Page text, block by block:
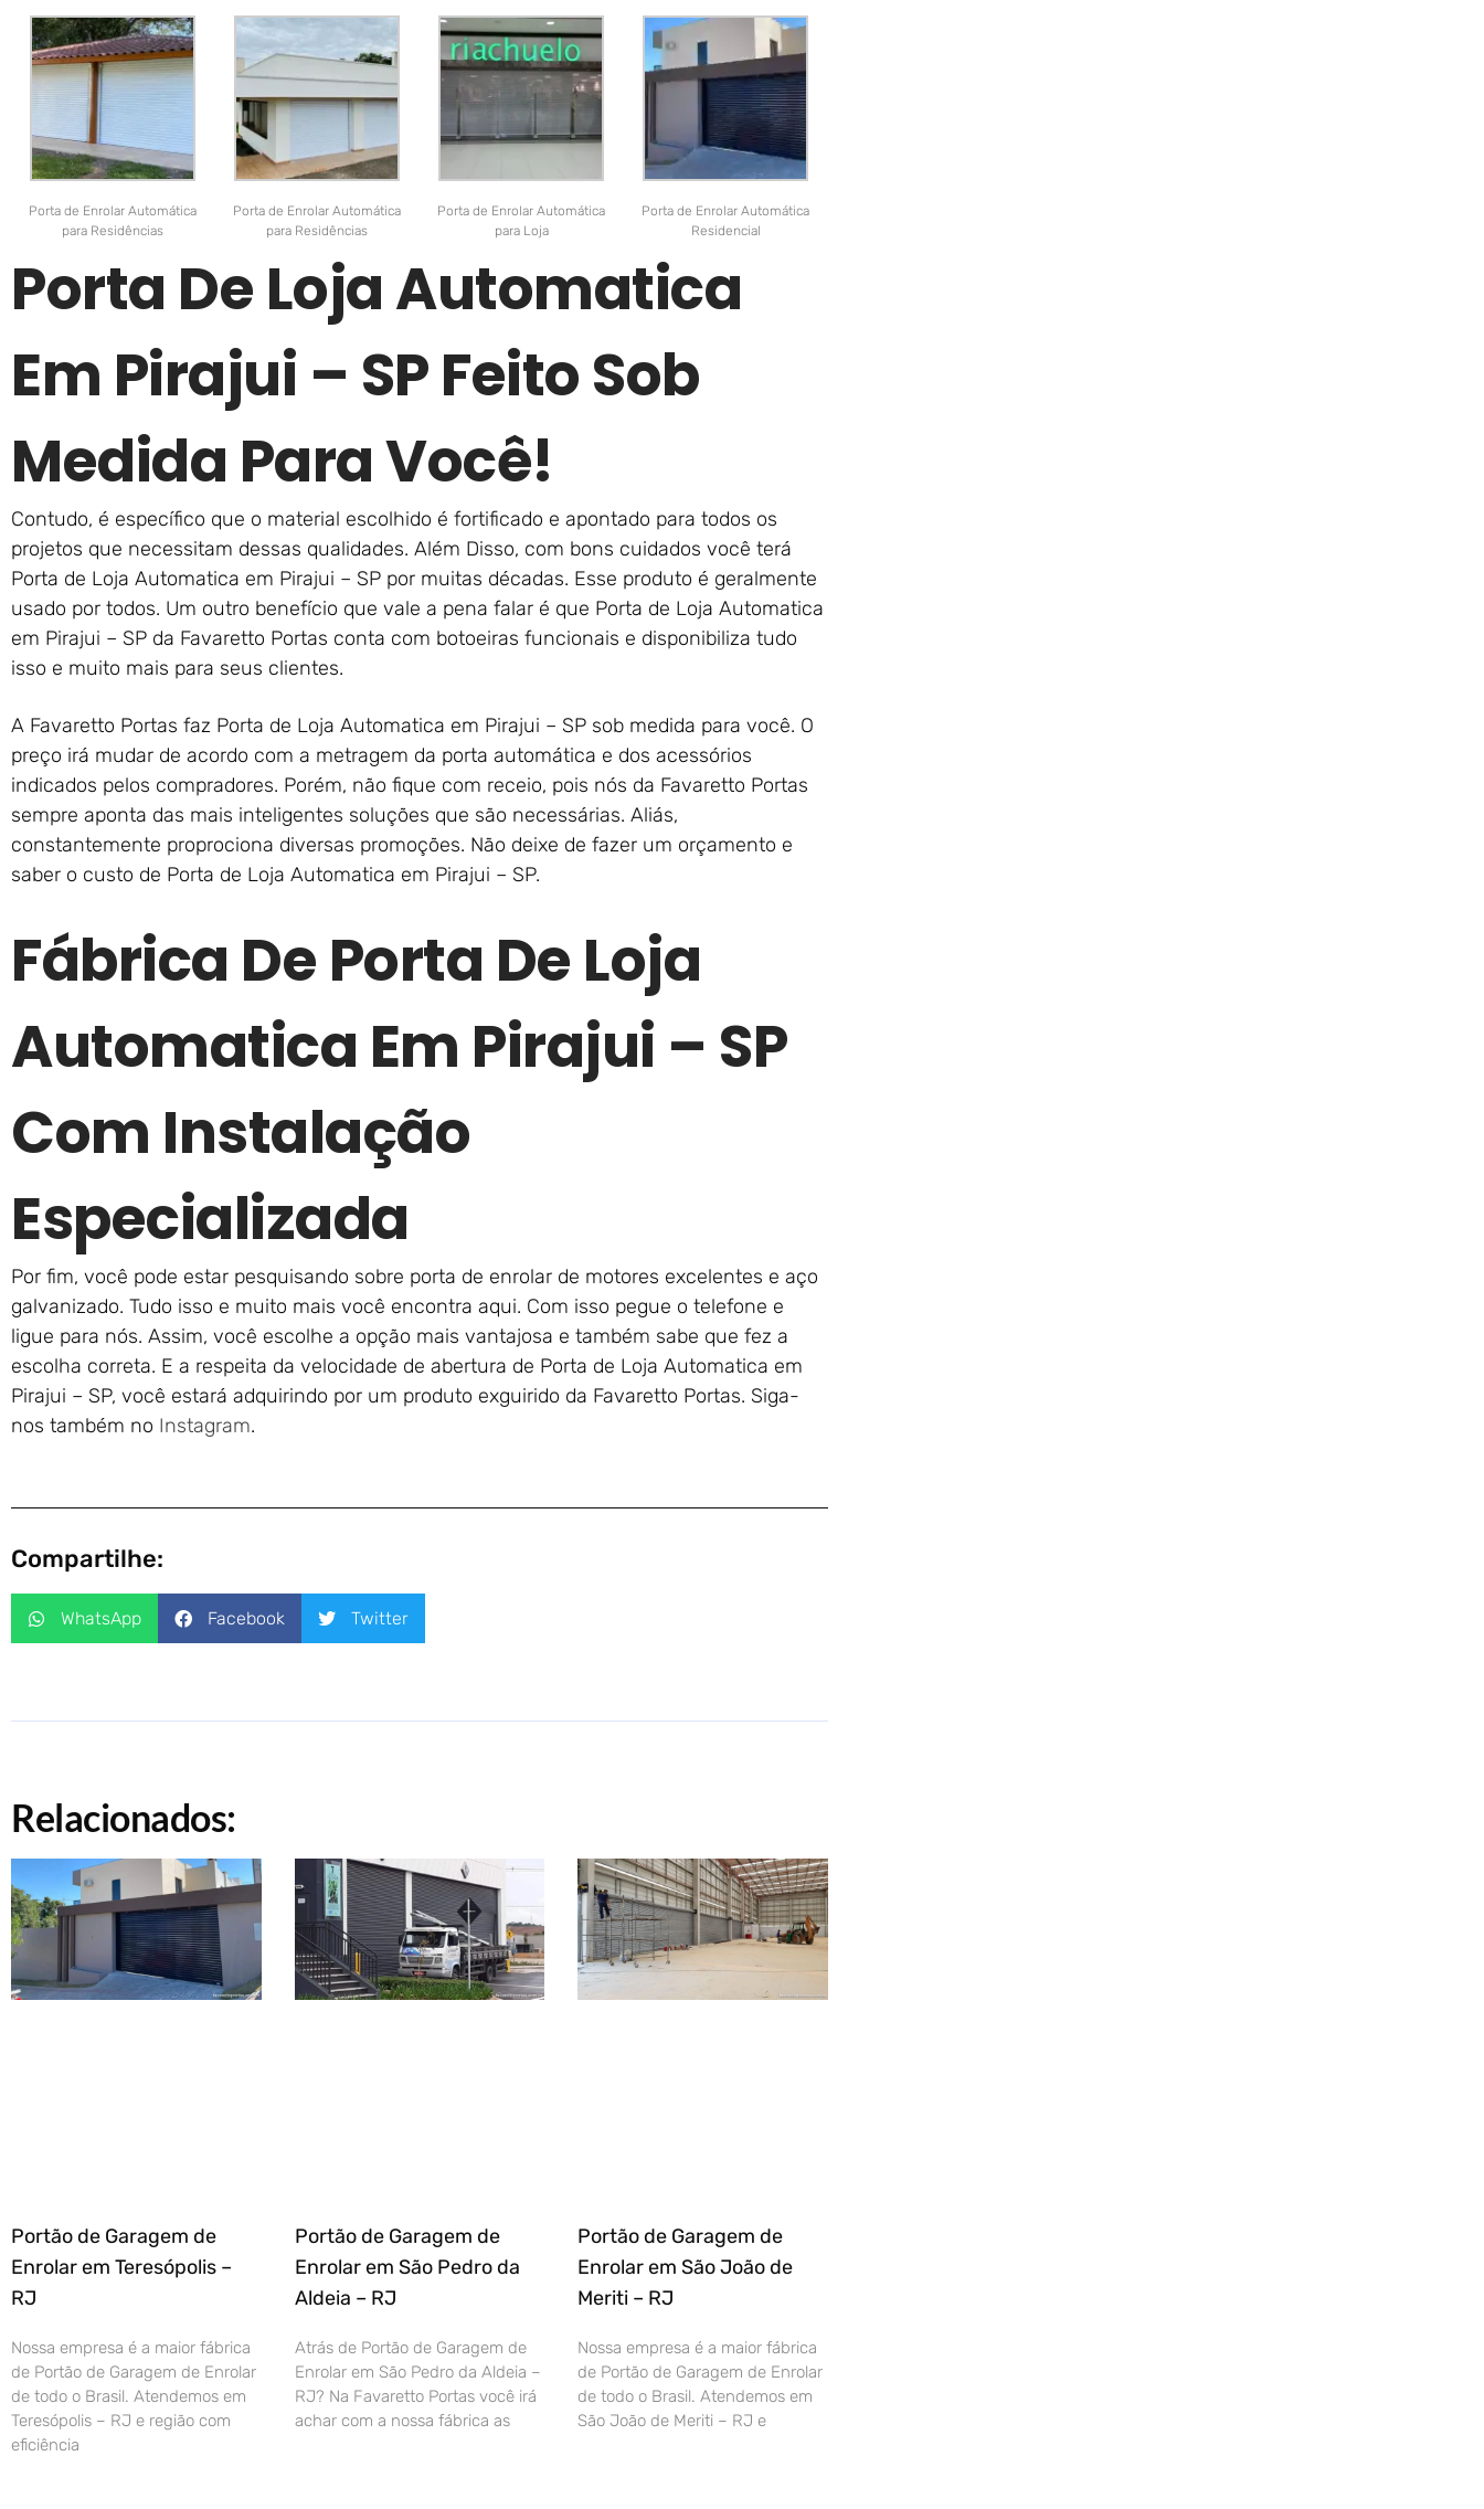
Porta de Enrolar Automática
para Residências
Porta de Enrolar Automática
para Residências
Porta de Enrolar Automática
para Loja
Porta de Enrolar Automática
Residencial
Porta De Loja Automatica
Em Pirajui – SP Feito Sob
Medida Para Você!
Contudo, é específico que o material escolhido é fortificado e apontado para todos os
projetos que necessitam dessas qualidades. Além Disso, com bons cuidados você terá
Porta de Loja Automatica em Pirajui – SP por muitas décadas. Esse produto é geralmente
usado por todos. Um outro benefício que vale a pena falar é que Porta de Loja Automatica
em Pirajui – SP da Favaretto Portas conta com botoeiras funcionais e disponibiliza tudo
isso e muito mais para seus clientes.
A Favaretto Portas faz Porta de Loja Automatica em Pirajui – SP sob medida para você. O
preço irá mudar de acordo com a metragem da porta automática e dos acessórios
indicados pelos compradores. Porém, não fique com receio, pois nós da Favaretto Portas
sempre aponta das mais inteligentes soluções que são necessárias. Aliás,
constantemente proprociona diversas promoções. Não deixe de fazer um orçamento e
saber o custo de Porta de Loja Automatica em Pirajui – SP.
Fábrica De Porta De Loja
Automatica Em Pirajui – SP
Com Instalação
Especializada
Por fim, você pode estar pesquisando sobre porta de enrolar de motores excelentes e aço
galvanizado. Tudo isso e muito mais você encontra aqui. Com isso pegue o telefone e
ligue para nós. Assim, você escolhe a opção mais vantajosa e também sabe que fez a
escolha correta. E a respeita da velocidade de abertura de Porta de Loja Automatica em
Pirajui – SP, você estará adquirindo por um produto exguirido da Favaretto Portas. Siga-
nos também no Instagram.
Compartilhe:
WhatsApp Facebook Twitter
Relacionados:
Portão de Garagem de
Enrolar em Teresópolis –
RJ
Nossa empresa é a maior fábrica
de Portão de Garagem de Enrolar
de todo o Brasil. Atendemos em
Teresópolis – RJ e região com
eficiência
Portão de Garagem de
Enrolar em São Pedro da
Aldeia – RJ
Atrás de Portão de Garagem de
Enrolar em São Pedro da Aldeia –
RJ? Na Favaretto Portas você irá
achar com a nossa fábrica as
Portão de Garagem de
Enrolar em São João de
Meriti – RJ
Nossa empresa é a maior fábrica
de Portão de Garagem de Enrolar
de todo o Brasil. Atendemos em
São João de Meriti – RJ e